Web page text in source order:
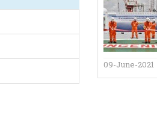
09-June-2021